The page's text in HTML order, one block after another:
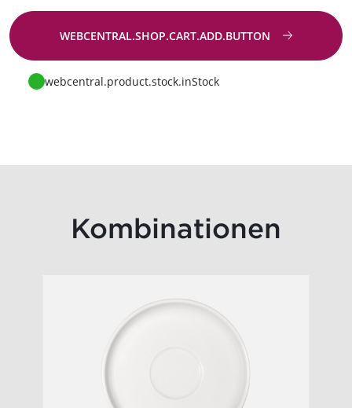
WEBCENTRAL.SHOP.CART.ADD.BUTTON
Zur Anfrage
webcentral.product.stock.inStock
Kombinationen